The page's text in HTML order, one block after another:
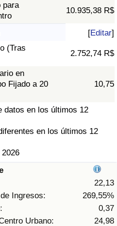
para
10.935,38 R$
[Editar]
(Tras
2.752,74 R$
en
Fijado a 20
10,75
datos en los últimos 12
en los últimos 12
22,13
Ingresos:
269,55%
0,37
Urbano:
24,98
País